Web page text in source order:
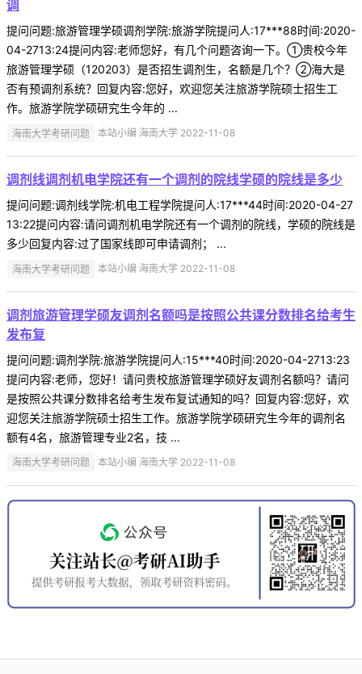
调
提问问题:旅游管理学硕调剂学院:旅游学院提问人:17***88时间:2020-
04-2713:24提问内容:老师您好，有几个问题咨询一下。①贵校今年
旅游管理学硕（120203）是否招生调剂生，名额是几个？②海大是
否有预调剂系统？回复内容:您好，欢迎您关注旅游学院硕士招生工
作。旅游学院学硕研究生今年的 ...
海南大学考研问题 本站小编 海南大学 2022-11-08
调剂线调剂机电学院还有一个调剂的院线学硕的院线是多少
提问问题:调剂线学院:机电工程学院提问人:17***44时间:2020-04-27
13:22提问内容:请问调剂机电学院还有一个调剂的院线，学硕的院线是
多少回复内容:过了国家线即可申请调剂； ...
海南大学考研问题 本站小编 海南大学 2022-11-08
调剂旅游管理学硕友调剂名额吗是按照公共课分数排名给考生
发布复
提问问题:调剂学院:旅游学院提问人:15***40时间:2020-04-2713:23
提问内容:老师，您好！请问贵校旅游管理学硕好友调剂名额吗？请问
是按照公共课分数排名给考生发布复试通知的吗？回复内容:您好，欢
迎您关注旅游学院硕士招生工作。旅游学院学硕研究生今年的调剂名
额有4名，旅游管理专业2名，技 ...
海南大学考研问题 本站小编 海南大学 2022-11-08